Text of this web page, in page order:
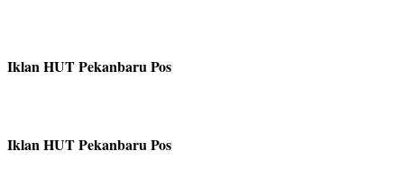
Iklan HUT Pekanbaru Pos
Iklan HUT Pekanbaru Pos